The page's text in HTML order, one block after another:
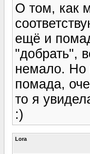
О том, как
ещё и
"добрать",
немало. Но
помада,
то я
:)
Lora